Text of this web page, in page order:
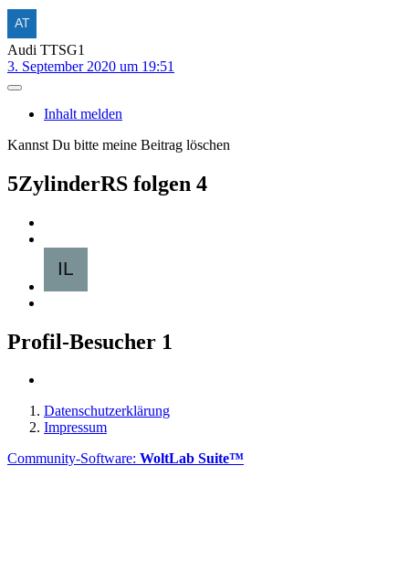
Audi TTSG1
3. September 2020 um 19:51
Inhalt melden
Kannst Du bitte meine Beitrag löschen
5ZylinderRS folgen 4
Profil-Besucher 1
Datenschutzerklärung
Impressum
Community-Software: WoltLab Suite™